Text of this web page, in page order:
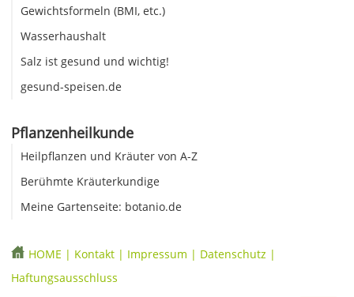
Gewichtsformeln (BMI, etc.)
Wasserhaushalt
Salz ist gesund und wichtig!
gesund-speisen.de
Pflanzenheilkunde
Heilpflanzen und Kräuter von A-Z
Berühmte Kräuterkundige
Meine Gartenseite: botanio.de
HOME | Kontakt | Impressum | Datenschutz |
Haftungsausschluss